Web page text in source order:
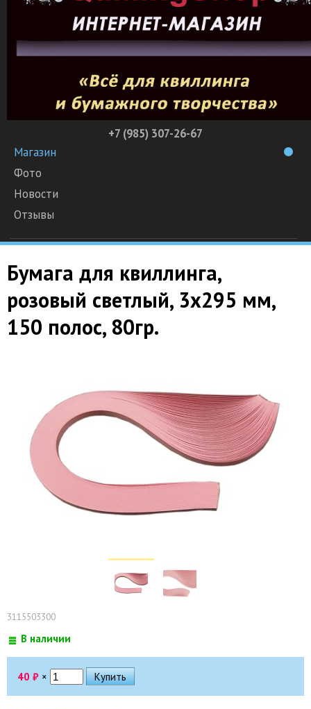
+7 (985) 307-26-67
Магазин
Фото
Новости
Отзывы
Бумага для квиллинга,
розовый светлый, 3х295 мм,
150 полос, 80гр.
3115503300
В наличии
40 ₽ ×